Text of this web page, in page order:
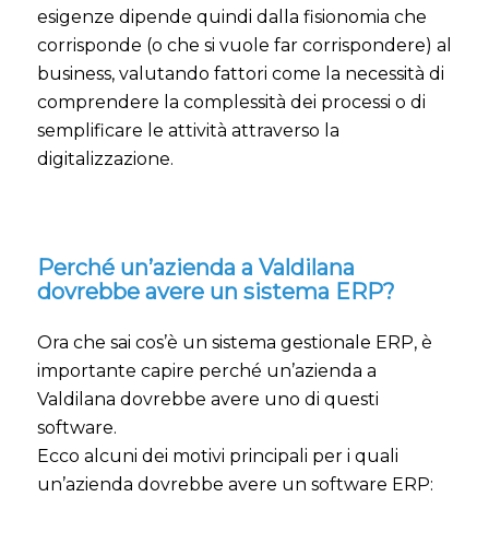
esigenze dipende quindi dalla fisionomia che
corrisponde (o che si vuole far corrispondere) al
business, valutando fattori come la necessità di
comprendere la complessità dei processi o di
semplificare le attività attraverso la
digitalizzazione.
Perché un’azienda a Valdilana
dovrebbe avere un sistema ERP?
Ora che sai cos’è un sistema gestionale ERP, è
importante capire perché un’azienda a
Valdilana dovrebbe avere uno di questi
software.
Ecco alcuni dei motivi principali per i quali
un’azienda dovrebbe avere un software ERP: